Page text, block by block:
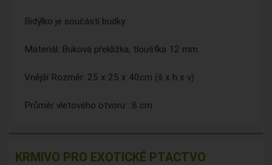
Bidýlko je součástí budky.
Materiál: Buková překližka, tloušťka 12 mm
Vnější Rozměr: 25 x 25 x 40cm (š x h x v)
Průměr vletového otvoru : 8 cm
KRMIVO PRO EXOTICKÉ PTACTVO